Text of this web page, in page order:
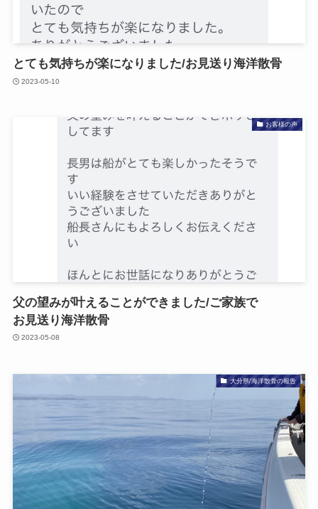
とても​気持ちが楽に​なりました​/お見送り海洋散骨
2023-05-10
お客様の声
父の​望みが​叶える​ことができました​/ご家族で​
お見送り海洋散骨
2023-05-08
大分県/海洋散骨の報告